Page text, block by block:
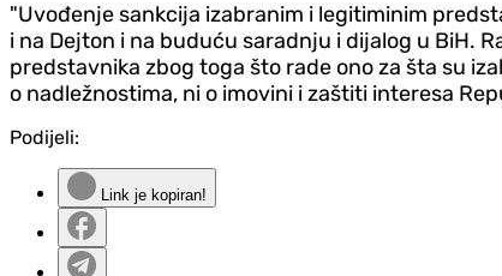
"Uvođenje sankcija izabranim i legitiminim
i na Dejton i na buduću saradnju i dijalog u BiH.
predstavnika zbog toga što rade ono za šta su
o nadležnostima, ni o imovini i zaštiti interesa
Podijeli:
Link je kopiran!